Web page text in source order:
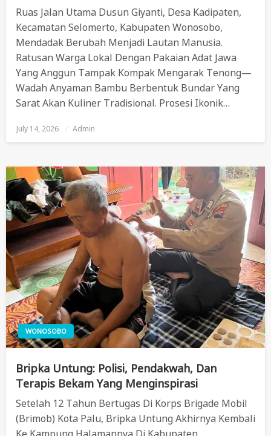
Ruas Jalan Utama Dusun Giyanti, Desa Kadipaten,
Kecamatan Selomerto, Kabupaten Wonosobo,
Mendadak Berubah Menjadi Lautan Manusia.
Ratusan Warga Lokal Dengan Pakaian Adat Jawa
Yang Anggun Tampak Kompak Mengarak Tenong—
Wadah Anyaman Bambu Berbentuk Bundar Yang
Sarat Akan Kuliner Tradisional. Prosesi Ikonik…
Posted
On
July 14, 2026 Admin
WONOSOBO
Bripka Untung: Polisi, Pendakwah, Dan
Terapis Bekam Yang Menginspirasi
Setelah 12 Tahun Bertugas Di Korps Brigade Mobil
(Brimob) Kota Palu, Bripka Untung Akhirnya Kembali